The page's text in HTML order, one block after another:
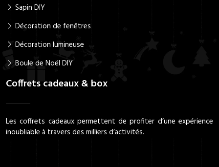
Sapin DIY
Décoration de fenêtres
Décoration lumineuse
Boule de Noël DIY
Coffrets cadeaux & box
Les coffrets cadeaux permettent de profiter d’une expérience
inoubliable à travers des milliers d’activités.